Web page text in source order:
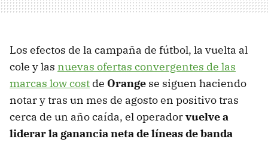
Los efectos de la campaña de fútbol, la vuelta al
cole y las nuevas ofertas convergentes de las
marcas low cost de Orange se siguen haciendo
notar y tras un mes de agosto en positivo tras
cerca de un año caída, el operadorvuelve a
liderar la ganancia neta de líneas de banda